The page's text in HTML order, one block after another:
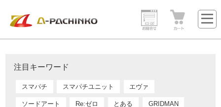
注目キーワード
スマパチ スマパチユニット エヴァ
ソードアート Re:ゼロ とある GRIDMAN